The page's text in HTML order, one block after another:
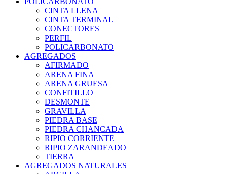
CINTA LLENA
CINTA TERMINAL
CONECTORES
PERFIL
POLICARBONATO
AGREGADOS
AFIRMADO
ARENA FINA
ARENA GRUESA
CONFITILLO
DESMONTE
GRAVILLA
PIEDRA BASE
PIEDRA CHANCADA
RIPIO CORRIENTE
RIPIO ZARANDEADO
TIERRA
AGREGADOS NATURALES